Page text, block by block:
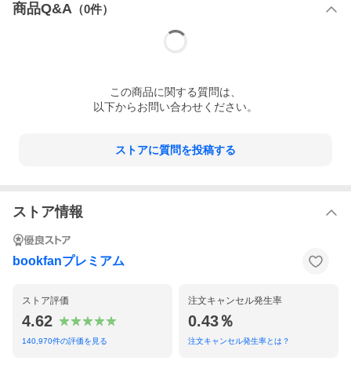
商品Q&A （0件）
この商品に関する質問は、
以下からお問い合わせください。
ストアに質問を投稿する
ストア情報
bookfanプレミアム
ストア評価
4.62
140,970件の評価を見る
注文キャンセル発生率
0.43％
注文キャンセル発生率とは？